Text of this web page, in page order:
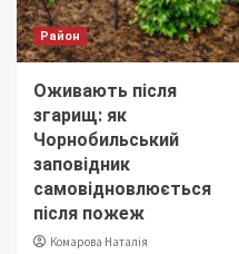
Район
Оживають після
згарищ: як
Чорнобильський
заповідник
самовідновлюється
після пожеж
Комарова Наталія